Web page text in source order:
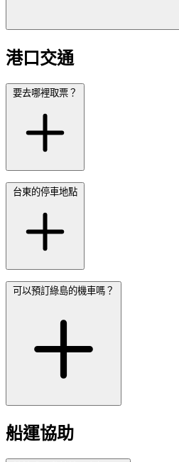
港口交通
要去哪裡取票？
台東的停車地點
可以預訂綠島的機車嗎？
船運協助